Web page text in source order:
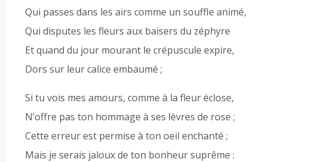
Qui passes dans les airs comme un souffle animé,
Qui disputes les fleurs aux baisers du zéphyre
Et quand du jour mourant le crépuscule expire,
Dors sur leur calice embaumé ;
Si tu vois mes amours, comme à la fleur éclose,
N’offre pas ton hommage à ses lèvres de rose ;
Cette erreur est permise à ton oeil enchanté ;
Mais je serais jaloux de ton bonheur suprême :